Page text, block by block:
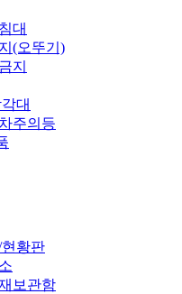
대
(오뚜기)
지
대
주의등
황판
보관함